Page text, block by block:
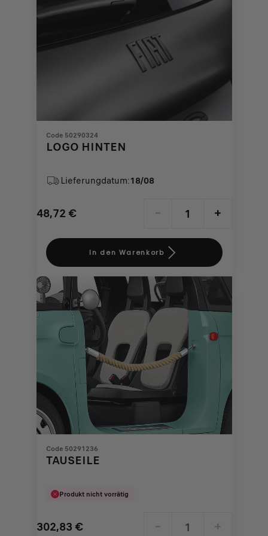
Code 50290324
LOGO HINTEN
Lieferungdatum:18/08
48,72 €
Price
48,72
€
- +
Quantity
updated
1
In den Warenkorb
Code 50291236
TAUSEILE
Produkt nicht vorrätig
302,83 € - +